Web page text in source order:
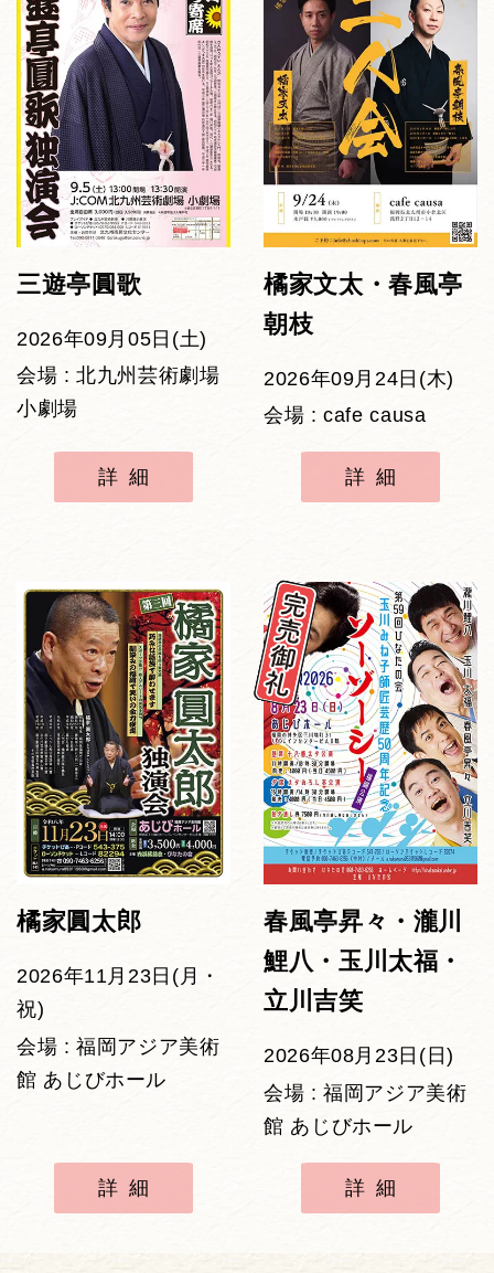
三遊亭圓歌
2026年09月05日(土)
会場 : 北九州芸術劇場
小劇場
詳細
橘家文太・春風亭
朝枝
2026年09月24日(木)
会場 : cafe causa
詳細
橘家圓太郎
2026年11月23日(月・
祝)
会場 : 福岡アジア美術
館 あじびホール
詳細
春風亭昇々・瀧川
鯉八・玉川太福・
立川吉笑
2026年08月23日(日)
会場 : 福岡アジア美術
館 あじびホール
詳細